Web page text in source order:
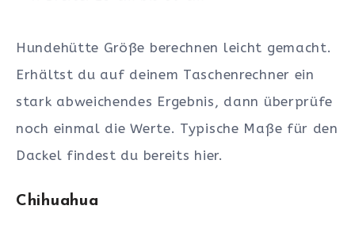
Hundehütte Größe berechnen leicht gemacht.
Erhältst du auf deinem Taschenrechner ein
stark abweichendes Ergebnis, dann überprüfe
noch einmal die Werte. Typische Maße für den
Dackel findest du bereits hier.
Chihuahua